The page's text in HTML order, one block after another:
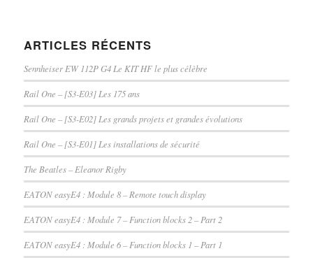
ARTICLES RÉCENTS
Sennheiser EW 112P G4 Le KIT HF le plus célèbre
Rail One – [S3-E03] Les 175 ans
Rail One – [S3-E02] Les grands projets et grandes évolutions
Rail One – [S3-E01] Les installations de sécurité
The Beatles – Eleanor Rigby
EATON easyE4 : Module 8 – Remote touch display
EATON easyE4 : Module 7 – Function blocks 2 – Part 2
EATON easyE4 : Module 6 – Function blocks 1 – Part 1